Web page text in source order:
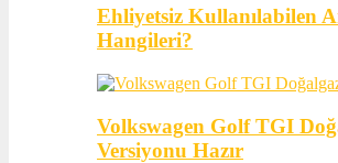
Ehliyetsiz Kullanılabilen
Hangileri?
Volkswagen Golf TGI
Versiyonu Hazır